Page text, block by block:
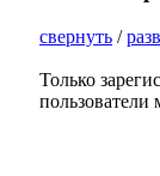
свернуть /
Только
пользователи